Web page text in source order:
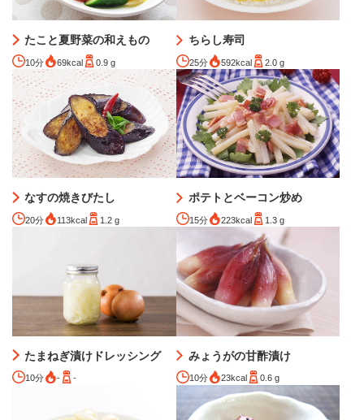
たこと夏野菜の和えもの
10分 69kcal 0.9 g
ちらし寿司
25分 592kcal 2.0 g
なすの焼きびたし
20分 113kcal 1.2 g
ポテトとベーコン炒め
15分 223kcal 1.3 g
たまねぎ漬けドレッシング
10分 - -
みょうがの甘酢漬け
10分 23kcal 0.6 g